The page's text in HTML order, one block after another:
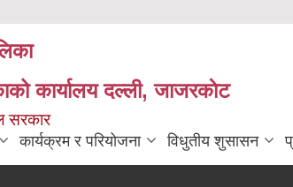
कार्यालय दल्ली, जाजरकाेट
सरकार
कार्यक्रम र परियोजना विधुतीय शुसासन